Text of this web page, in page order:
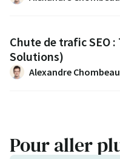
Chute de trafic SEO :
Solutions)
Alexandre Chombeau
Pour aller